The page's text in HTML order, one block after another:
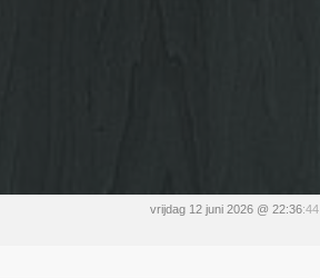
vrijdag 12 juni 2026 @ 22:36:44